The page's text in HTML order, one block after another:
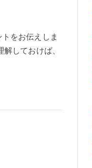
をお伝えしま
しておけば、